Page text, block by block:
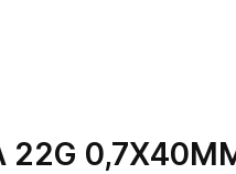
0,7Х40ММ